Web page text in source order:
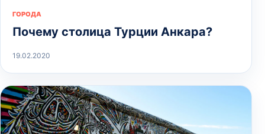
ГОРОДА
Почему столица Турции Анкара?
19.02.2020